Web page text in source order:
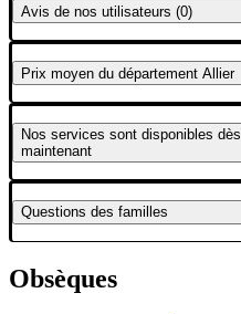
Avis de nos utilisateurs (0)
Prix moyen du département Allier
Nos services sont disponibles dès
maintenant
Questions des familles
Obsèques